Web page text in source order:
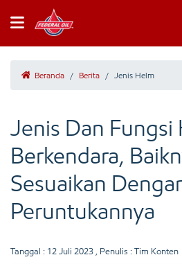
Beranda / Berita / Jenis Helm
Jenis Dan Fungsi
Berkendara,
Sesuaikan
Peruntukannya
Tanggal : 12 Juli 2023 , Penulis : Tim Konten